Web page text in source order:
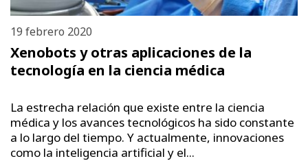
19 febrero 2020
Xenobots y otras aplicaciones de la
tecnología en la ciencia médica
La estrecha relación que existe entre la ciencia
médica y los avances tecnológicos ha sido constante
a lo largo del tiempo. Y actualmente, innovaciones
como la inteligencia artificial y el...